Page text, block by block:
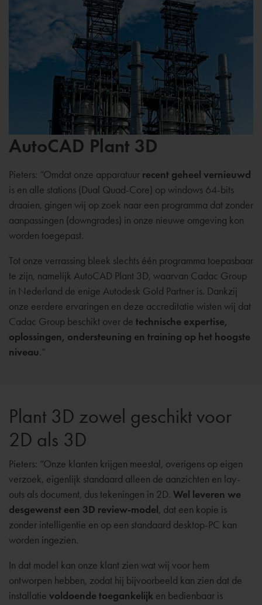
AutoCAD Plant 3D
Pieters: “Omdat onze apparatuur recent geheel vernieuwd
is en alle stations (Dual Quad-Core) op windows 64-bits
draaien, gingen wij op zoek naar een programma dat zonder
aanpassingen (downgrades) in onze nieuwe omgeving kon
worden toegepast.
Tot onze verrassing bleek slechts één programma toepasbaar
te zijn, namelijk AutoCAD Plant 3D, waarvan Cadac Group
in Nederland de enige Autodesk Gold Partner is. Dankzij
onze eerdere ervaringen en deze accreditatie wisten wij dat
Cadac Group beschikt over de technische expertise,
oplossingen, ondersteuning en training op het hoogste
niveau.”
Plant 3D zowel geschikt voor
2D als 3D
Pieters: “Onze klanten krijgen meestal, overigens op eigen
verzoek, eigenlijk standaard alleen de aanzichten en lay-
outs als document, dus tekeningen in 2D. Wel leveren we
desgewenst een 3D review-model, dat een kopie is
zonder intelligentie en op een standaard desktop-PC kan
worden ingezien.
In dat model kan onze klant zien wat wij voor hem
ontworpen hebben, zodat hij bijvoorbeeld kan zien dat de
installatie voldoende toegankelijk en bedienbaar is